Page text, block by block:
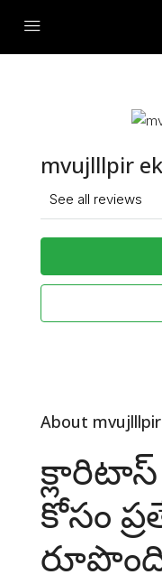
mvujlllpir
See all reviews
About
కోసం